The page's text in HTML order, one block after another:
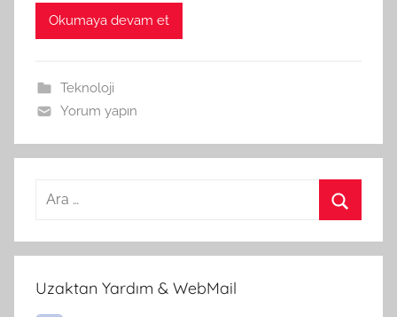
Okumaya devam et
Teknoloji
Yorum yapın
Arama:
Uzaktan Yardım & WebMail